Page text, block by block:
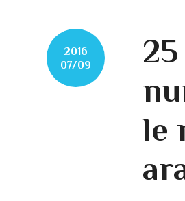
2016
07/09
le